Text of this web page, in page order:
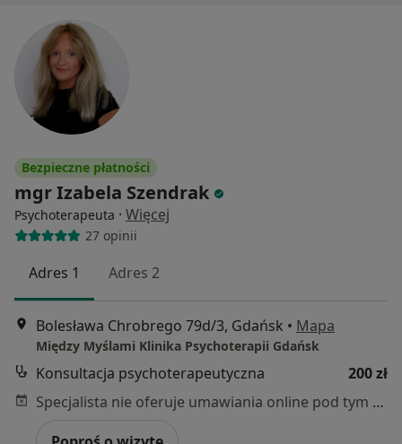
Bezpieczne płatności
mgr Izabela Szendrak
Psychoterapeuta · Więcej
27 opinii
Adres 1 Adres 2
Bolesława Chrobrego 79d/3, Gdańsk • Mapa
Między Myślami Klinika Psychoterapii Gdańsk
Konsultacja psychoterapeutyczna
200 zł
Specjalista nie oferuje umawiania online pod tym adresem.